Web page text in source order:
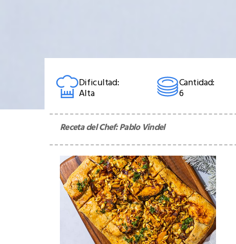
Dificultad:
Alta
Cantidad:
6
Receta del Chef:Pablo Vindel